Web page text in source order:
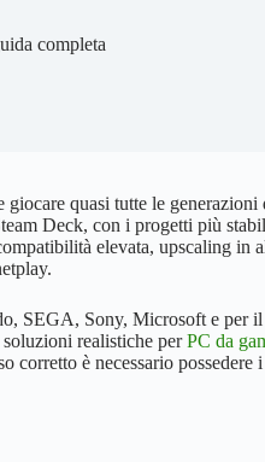
completa
giocare quasi tutte le generazioni
Deck, con i progetti più
elevata, upscaling in
SEGA, Sony, Microsoft e per
realistiche perPC da
è necessario possedere